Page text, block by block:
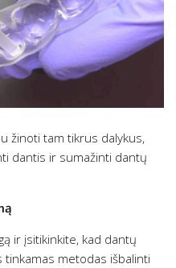
žinoti tam tikrus dalykus,
dantis ir sumažinti dantų
ir įsitikinkite, kad dantų
tinkamas metodas išbalinti